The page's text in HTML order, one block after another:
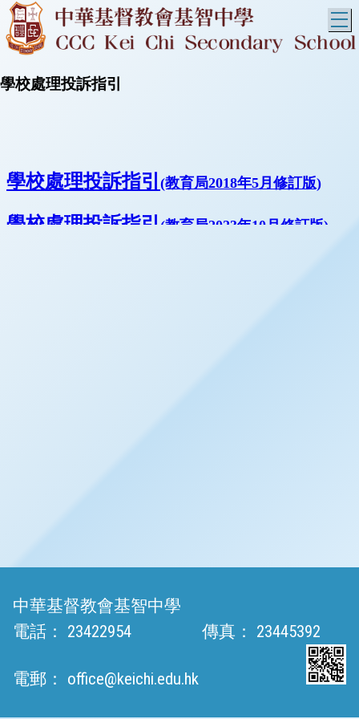
學校處理投訴指引
中華基督教會基智中學
電話：
23422954 傳真： 23445392
電郵： office@keichi.edu.hk